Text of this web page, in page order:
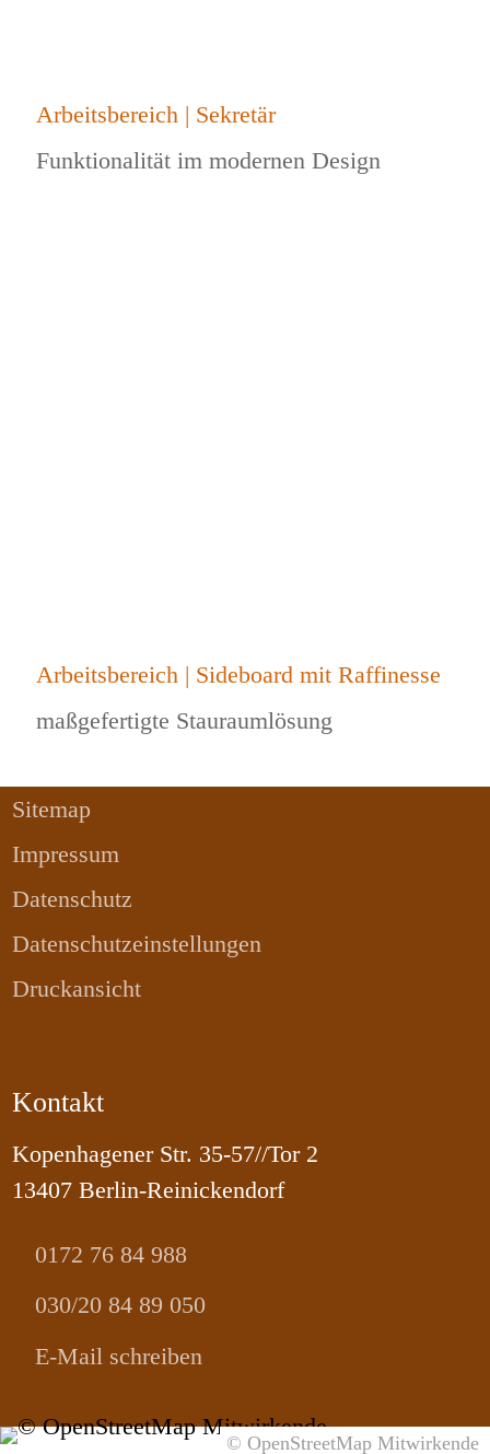
Arbeitsbereich | Sekretär
Funktionalität im modernen Design
Arbeitsbereich | Sideboard mit Raffinesse
maßgefertigte Stauraumlösung
Sitemap
Impressum
Datenschutz
Datenschutzeinstellungen
Druckansicht
Kontakt
Kopenhagener Str. 35-57//Tor 2
13407 Berlin-Reinickendorf
0172 76 84 988
030/20 84 89 050
E-Mail schreiben
© OpenStreetMap Mitwirkende